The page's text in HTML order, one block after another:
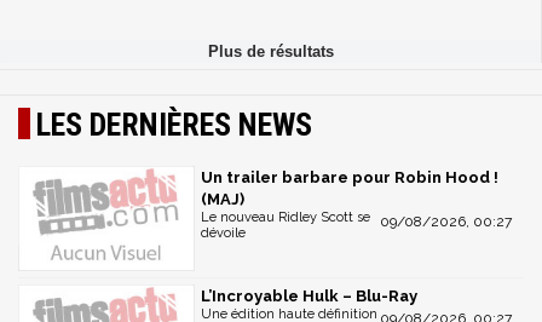
LES DERNIÈRES NEWS
Un trailer barbare pour Robin Hood !
(MAJ)
09/08/2026, 00:27
Le nouveau Ridley Scott se
dévoile
L’Incroyable Hulk – Blu-Ray
Une édition haute définition